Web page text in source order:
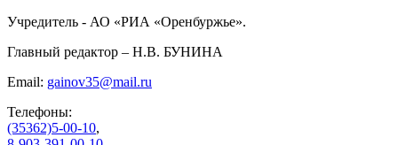
Учредитель - АО «РИА «Оренбуржье».
Главный редактор – Н.В. БУНИНА
Email: gainov35@mail.ru
Телефоны:
(35362)5-00-10,